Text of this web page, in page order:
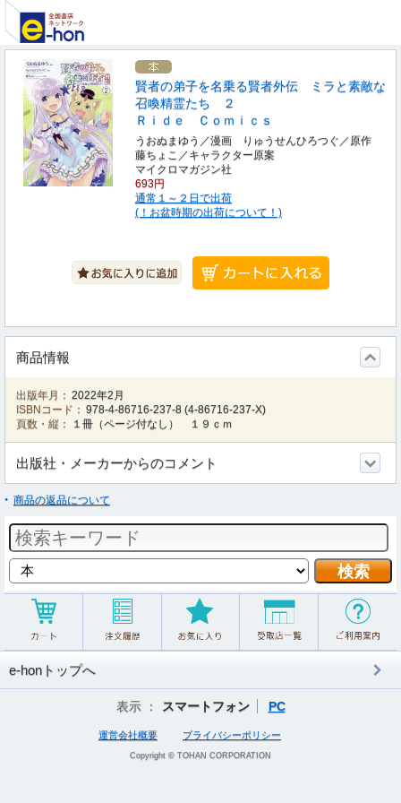
賢者の弟子を名乗る賢者外伝 ミラと素敵な
召喚精霊たち ２
Ｒｉｄｅ Ｃｏｍｉｃｓ
うおぬまゆう／漫画 りゅうせんひろつぐ／原作
藤ちょこ／キャラクター原案
マイクロマガジン社
693円
通常１～２日で出荷
(！お盆時期の出荷について！)
商品情報
出版年月： 2022年2月
ISBNコード： 978-4-86716-237-8 (4-86716-237-X)
頁数・縦：
１冊（ページ付なし） １９ｃｍ
出版社・メーカーからのコメント
商品の返品について
e-honトップへ
表示 ： スマートフォン PC
運営会社概要 プライバシーポリシー
Copyright © TOHAN CORPORATION